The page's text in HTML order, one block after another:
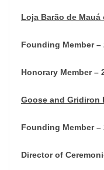
Loja Barão de Mauá
Founding Member –
Honorary Member –
Goose and Gridiron
Founding Member –
Director of